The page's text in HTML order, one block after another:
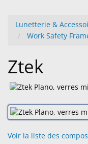
FR
Dry
Eye
&
Distribution
Lunetterie &
Work Safety
Ztek
Voir la liste des